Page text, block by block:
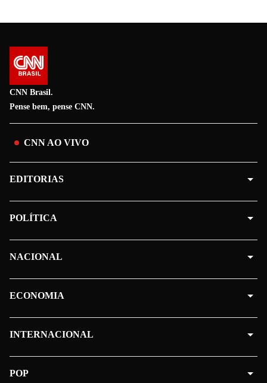
CNN Brasil.
Pense bem, pense CNN.
CNN AO VIVO
EDITORIAS
POLÍTICA
NACIONAL
ECONOMIA
INTERNACIONAL
POP